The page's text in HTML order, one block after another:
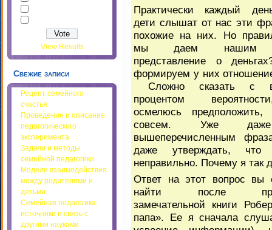
View Results
Свежие записи
Рецепт семейного
счастья
Проведение и описание
педагогического
эксперимента
Задачи и методы
семейной педагогики
Модели взаимодействия
между родителями и
детьми
Семейная педагогика:
источники и связь с
другими науками
Практически каждый
дети слышат от нас эти
похожие на них. Но
мы даем нашим
представление о
формируем у них
Сложно сказать с
процентом
осмелюсь
совсем. Уже
вышеперечисленным
даже утверждать, что
неправильно. Почему я так
Ответ на этот вопрос вы
найти после
замечательной книги
папа». Ее я сначала